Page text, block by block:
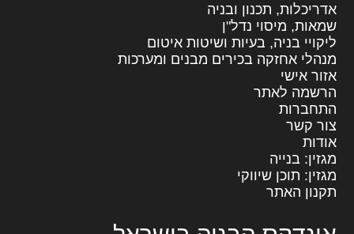
אדריכלות, תכנון ובניה
שמאות, מיסוי נדל"ן
ליקויי בניה, בעיות ושיטות איטום
מנהלי אחזקה בכירים מבנים ומערכות
אזור אישי
הרשמה לאתר
התחברות
צור קשר
אודות
מגזין: בנייה
מגזין: תוכן שיווקי
תקנון האתר